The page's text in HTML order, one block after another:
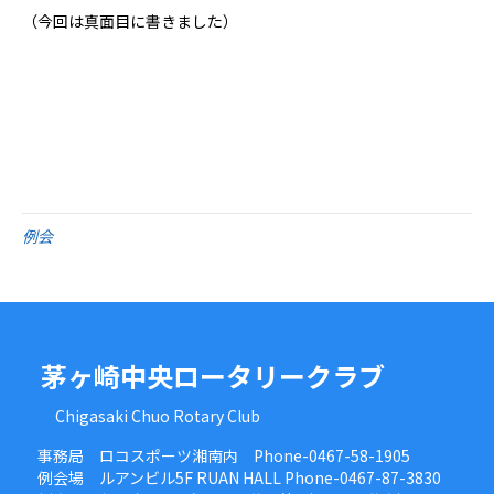
（今回は真面目に書きました）
例会
茅ヶ崎中央ロータリークラブ
Chigasaki Chuo Rotary Club
事務局 ロコスポーツ湘南内 Phone-0467-58-1905
例会場 ルアンビル5F RUAN HALL Phone-0467-87-3830